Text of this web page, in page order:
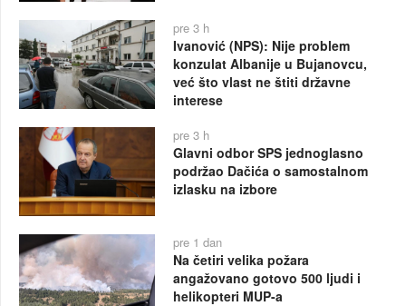
pre 3 h
Ivanović (NPS): Nije problem
konzulat Albanije u Bujanovcu,
već što vlast ne štiti državne
interese
pre 3 h
Glavni odbor SPS jednoglasno
podržao Dačića o samostalnom
izlasku na izbore
pre 1 dan
Na četiri velika požara
angažovano gotovo 500 ljudi i
helikopteri MUP-a